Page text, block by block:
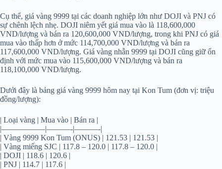
Cụ thể, giá vàng 9999 tại các doanh nghiệp lớn như DOJI và PNJ có
sự chênh lệch nhẹ. DOJI niêm yết giá mua vào là 118,600,000
VND/lượng và bán ra 120,600,000 VND/lượng, trong khi PNJ có giá
mua vào thấp hơn ở mức 114,700,000 VND/lượng và bán ra
117,600,000 VND/lượng. Giá vàng nhẫn 9999 tại DOJI cũng giữ ổn
định với mức mua vào 115,600,000 VND/lượng và bán ra
118,100,000 VND/lượng.
Dưới đây là bảng giá vàng 9999 hôm nay tại Kon Tum (đơn vị: triệu
đồng/lượng):
| Loại vàng | Mua vào | Bán ra |
|—————–|———-|———-|
| Vàng 9999 Kon Tum (ONUS) | 121.53 | 121.53 |
| Vàng miếng SJC | 117.8 – 120.0 | 117.8 – 120.0 |
| DOJI | 118.6 | 120.6 |
| PNJ | 114.7 | 117.6 |